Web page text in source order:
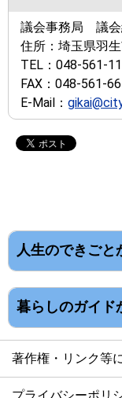
議会事務局 議会
住所： 埼玉県羽
TEL： 048-561-
FAX： 048-561-
E-Mail：
人生のできごと
暮らしのガイド
著作権・リンク等